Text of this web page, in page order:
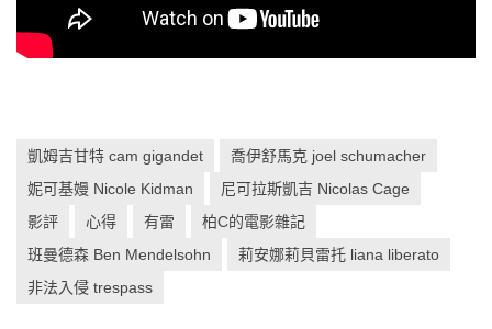
凱姆吉甘特 cam gigandet
喬伊舒馬克 joel schumacher
妮可基嫚 Nicole Kidman
尼可拉斯凱吉 Nicolas Cage
影評
心得 有雷
柏C的電影雜記
班曼德森 Ben Mendelsohn
莉安娜莉貝雷托 liana liberato
非法入侵 trespass